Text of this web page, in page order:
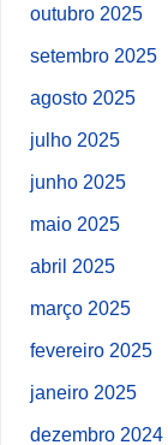
outubro 2025
setembro 2025
agosto 2025
julho 2025
junho 2025
maio 2025
abril 2025
março 2025
fevereiro 2025
janeiro 2025
dezembro 2024